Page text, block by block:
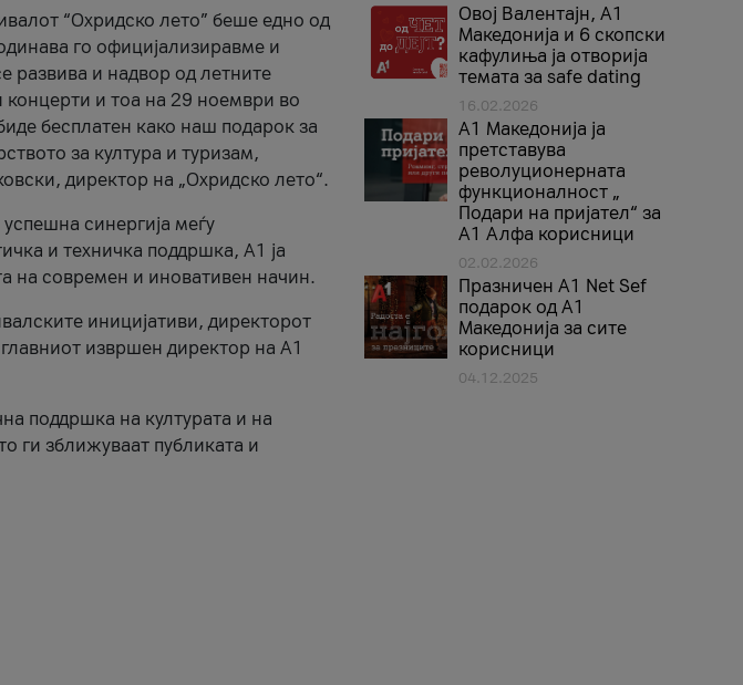
“Охридско лето” беше едно од
го официјализиравме и
развива и надвор од летните
концерти и тоа на 29 ноември во
бесплатен како наш подарок за
за култура и туризам,
директор на „Охридско лето“.
синергија меѓу
и техничка поддршка, A1 ја
на современ и иновативен начин.
иницијативи, директорот
извршен директор на A1
поддршка на културата и на
ги зближуваат публиката и
Овој Валентајн, A1
Македонија и 6 скопски
кафулиња ја отворија
темата за safe dating
16.02.2026
А1 Македонија ја
претставува
револуционерната
функционалност „
Подари на пријател“ за
А1 Алфа корисници
02.02.2026
Празничен A1 Net Sеf
подарок од А1
Македонија за сите
корисници
04.12.2025